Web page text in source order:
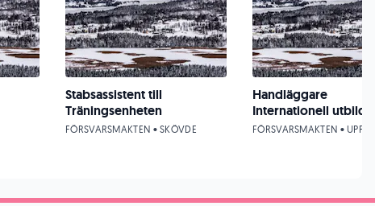
Stabsassistent till
Träningsenheten
FÖRSVARSMAKTEN • SKÖVDE
Handläggare
Internationell
FÖRSVARSMAKTEN •